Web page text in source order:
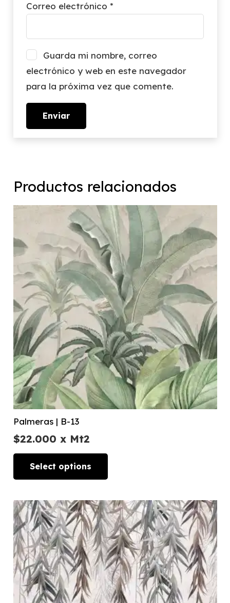
Correo electrónico *
Guarda mi nombre, correo
electrónico y web en este navegador
para la próxima vez que comente.
Productos relacionados
Palmeras | B-13
$22.000 x Mt2
Select options